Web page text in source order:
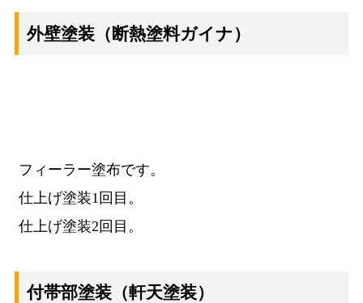
外壁塗装 （断熱塗料ガイナ）
フィーラー塗布です。
仕上げ塗装1回目。
仕上げ塗装2回目。
付帯部塗装 （軒天塗装）